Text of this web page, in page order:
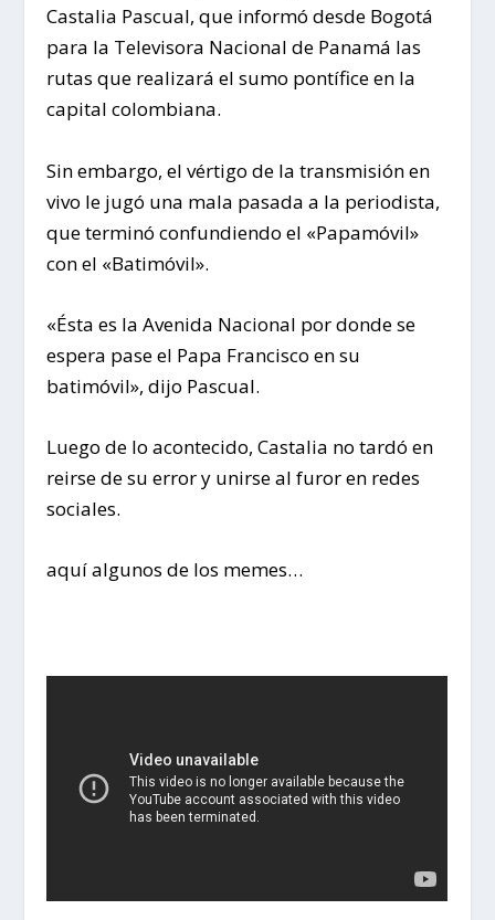
Castalia Pascual, que informó desde Bogotá
para la Televisora Nacional de Panamá las
rutas que realizará el sumo pontífice en la
capital colombiana.
Sin embargo, el vértigo de la transmisión en
vivo le jugó una mala pasada a la periodista,
que terminó confundiendo el «Papamóvil»
con el «Batimóvil».
«Ésta es la Avenida Nacional por donde se
espera pase el Papa Francisco en su
batimóvil», dijo Pascual.
Luego de lo acontecido, Castalia no tardó en
reirse de su error y unirse al furor en redes
sociales.
aquí algunos de los memes…